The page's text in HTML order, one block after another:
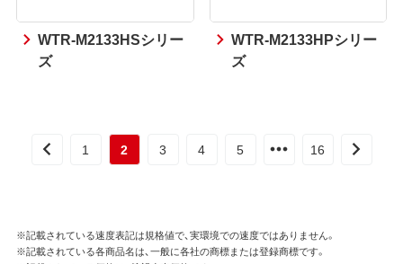
WTR-M2133HSシリー
ズ
WTR-M2133HPシリー
ズ
1 2 3 4 5 16
※記載されている速度表記は規格値で、実環境での速度ではありません。
※記載されている各商品名は、一般に各社の商標または登録商標です。